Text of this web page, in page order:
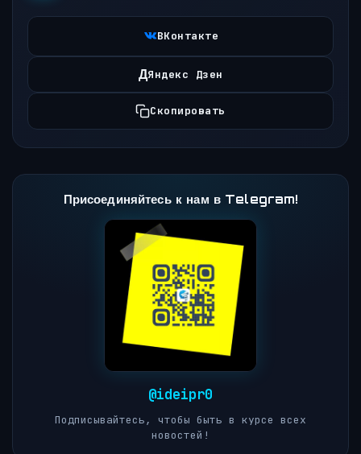
ВКонтакте
ДЯндекс Дзен
Скопировать
Присоединяйтесь к нам в Telegram!
@ideipr0
Подписывайтесь, чтобы быть в курсе всех
новостей!